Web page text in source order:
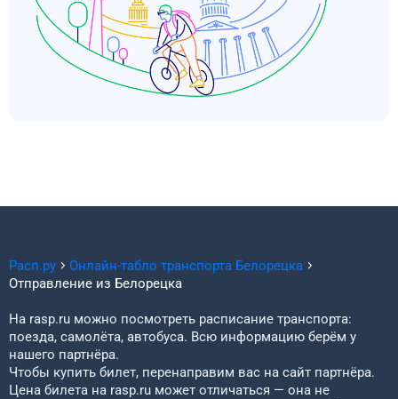
Расп.ру Онлайн-табло транспорта Белорецка
Отправление из Белорецка
На rasp.ru можно посмотреть расписание транспорта:
поезда, самолёта, автобуса. Всю информацию берём у
нашего партнёра.
Чтобы купить билет, перенаправим вас на сайт партнёра.
Цена билета на rasp.ru может отличаться — она не